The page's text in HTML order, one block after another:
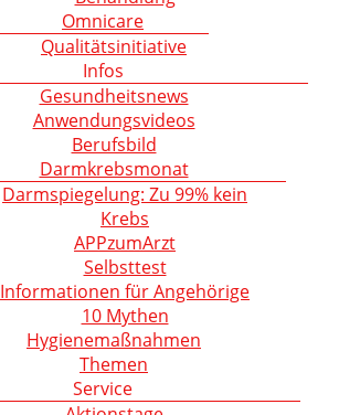
Omnicare
Qualitätsinitiative
Infos
Gesundheitsnews
Anwendungsvideos
Berufsbild
Darmkrebsmonat
Darmspiegelung: Zu 99% kein
Krebs
APPzumArzt
Selbsttest
Informationen für Angehörige
10 Mythen
Hygienemaßnahmen
Themen
Service